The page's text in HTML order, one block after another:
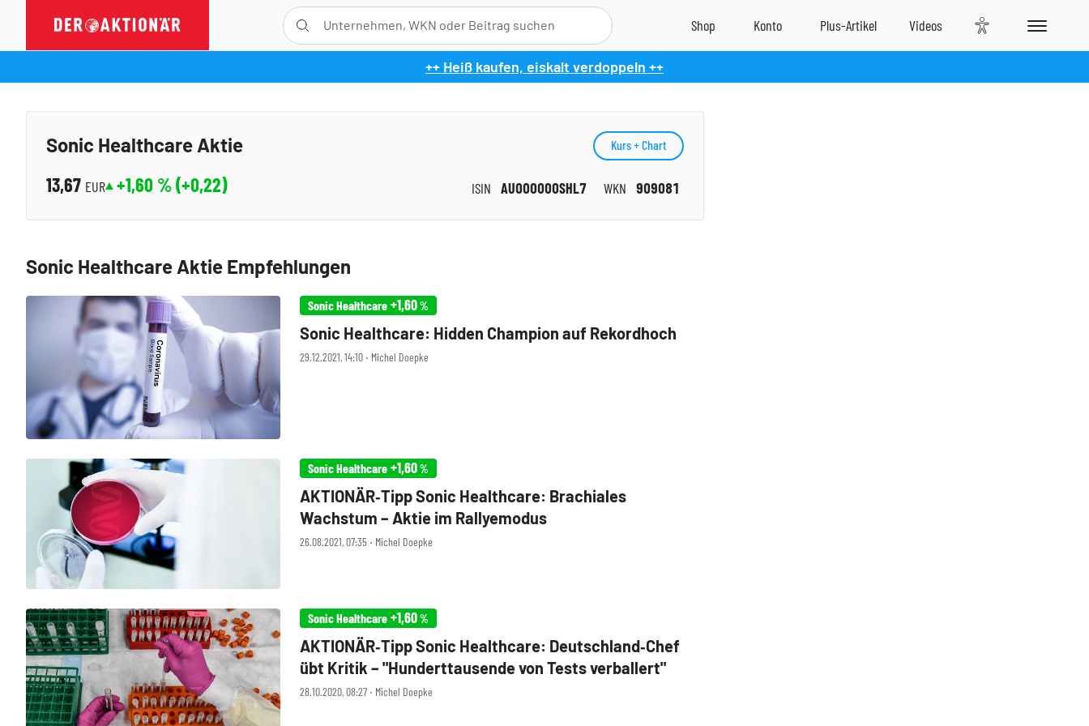
++ Heiß kaufen, eiskalt verdoppeln ++
Sonic Healthcare Aktie
13,67 EUR +1,60 % (+0,22) ISIN AU000000SHL7 WKN 909081
Kurs + Chart
Sonic Healthcare Aktie Empfehlungen
Sonic Healthcare +1,60%
29.12.2021, 14:10 ‧ Michel Doepke
Sonic Healthcare: Hidden Champion auf Rekordhoch
Sonic Healthcare +1,60%
26.08.2021, 07:35 ‧ Michel Doepke
AKTIONÄR‑Tipp Sonic Healthcare: Brachiales
Wachstum – Aktie im Rallyemodus
Sonic Healthcare +1,60%
28.10.2020, 08:27 ‧ Michel Doepke
AKTIONÄR‑Tipp Sonic Healthcare: Deutschland‑Chef
übt Kritik – "Hunderttausende von Tests verballert"